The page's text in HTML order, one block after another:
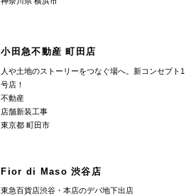
小田急不動産 町田店
人や土地のストーリーをつなぐ場へ。新コンセプト1
号店！
不動産
店舗新装工事
東京都 町田市
Fior di Maso 渋谷店
東急百貨店渋谷・本店のデパ地下出店